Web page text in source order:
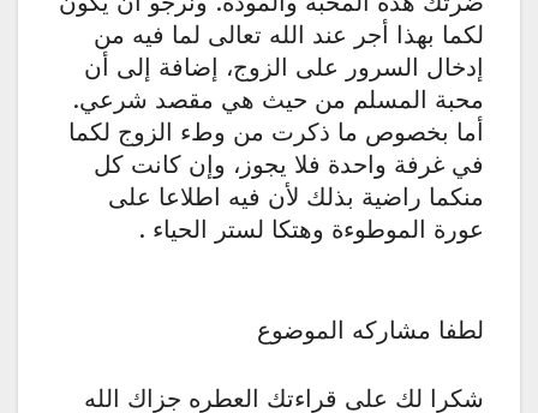
لكما بهذا أجر عند الله تعالى لما فيه من
إدخال السرور على الزوج، إضافة إلى أن
محبة المسلم من حيث هي مقصد شرعي.
أما بخصوص ما ذكرت من وطء الزوج لكما
في غرفة واحدة فلا يجوز، وإن كانت كل
منكما راضية بذلك لأن فيه اطلاعا على
عورة الموطوءة وهتكا لستر الحياء .
لطفا مشاركه الموضوع
شكرا لك على قراءتك العطره جزاك الله